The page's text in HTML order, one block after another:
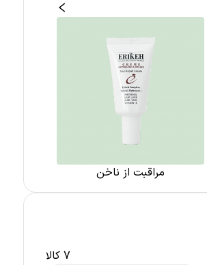
مراقبت از ناخن
7 کالا